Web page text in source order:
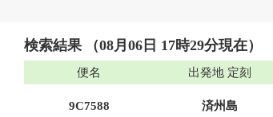
検索結果 （08月06日 17時29分現在）
便名 出発地 定刻
9C7588 済州島